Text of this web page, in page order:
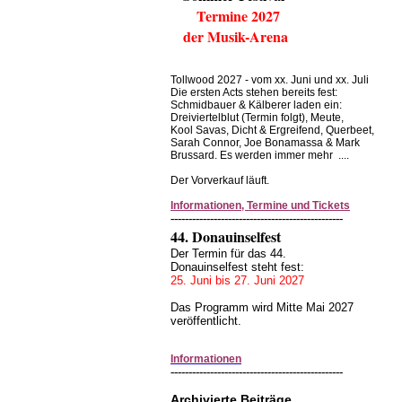
Termine 2027
der Musik-Arena
Tollwood 2027 - vom xx. Juni und xx. Juli
Die ersten Acts stehen bereits fest:
Schmidbauer & Kälberer laden ein:
Dreiviertelblut (Termin folgt), Meute,
Kool Savas, Dicht & Ergreifend, Querbeet,
Sarah Connor, Joe Bonamassa & Mark
Brussard. Es werden immer mehr ....
Der Vorverkauf läuft.
Informationen, Termine und Tickets
------------------------------------------------
44. Donauinselfest
Der Termin für das 44.
Donauinselfest steht fest:
25. Juni bis 27. Juni 2027
Das Programm wird Mitte Mai 2027
veröffentlicht.
Informationen
------------------------------------------------